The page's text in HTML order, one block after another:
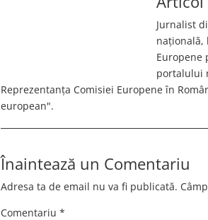
Jurnalist
națională,
Europene
portalului
Reprezentanța Comisiei Europene în
european".
Înaintează un Comentariu
Adresa ta de email nu va fi publicată.
Comentariu *